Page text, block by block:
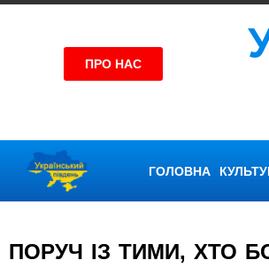
ПРО НАС
ГОЛОВНА
ПОРУЧ ІЗ ТИМИ, ХТО